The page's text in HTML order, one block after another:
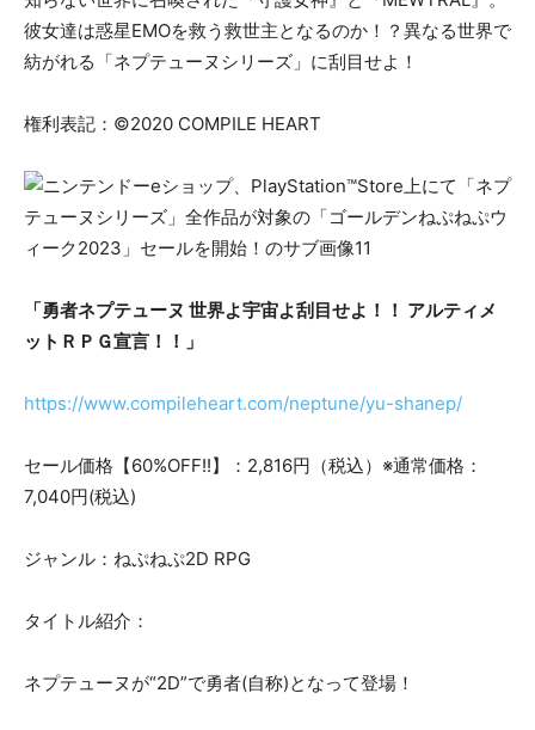
彼女達は惑星EMOを救う救世主となるのか！？異なる世界で
紡がれる「ネプテューヌシリーズ」に刮目せよ！
権利表記：©2020 COMPILE HEART
「勇者ネプテューヌ 世界よ宇宙よ刮目せよ！！ アルティメ
ットＲＰＧ宣言！！」
https://www.compileheart.com/neptune/yu-shanep/
セール価格【60%OFF!!】：2,816円（税込）※通常価格：
7,040円(税込)
ジャンル：ねぷねぷ2D RPG
タイトル紹介：
ネプテューヌが“2D”で勇者(自称)となって登場！